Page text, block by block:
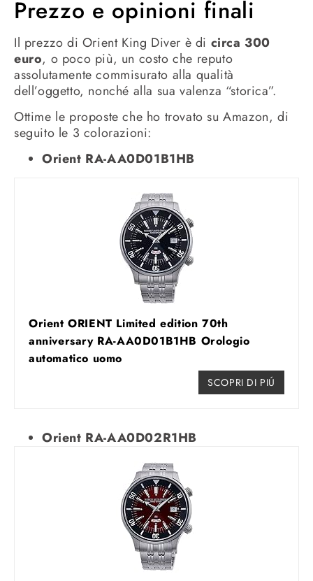
Prezzo e opinioni finali
Il prezzo di Orient King Diver è di circa 300
euro, o poco più, un costo che reputo
assolutamente commisurato alla qualità
dell’oggetto, nonché alla sua valenza “storica”.
Ottime le proposte che ho trovato su Amazon, di
seguito le 3 colorazioni:
Orient RA-AA0D01B1HB
Orient ORIENT Limited edition 70th
anniversary RA-AA0D01B1HB Orologio
automatico uomo
SCOPRI DI PIÚ
Orient RA-AA0D02R1HB